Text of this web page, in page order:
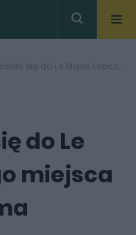
Nowe BMW M3 wprowadziło się do Le Mans. Lepszego miejsca na debiut nie ma
do Le
miejsca